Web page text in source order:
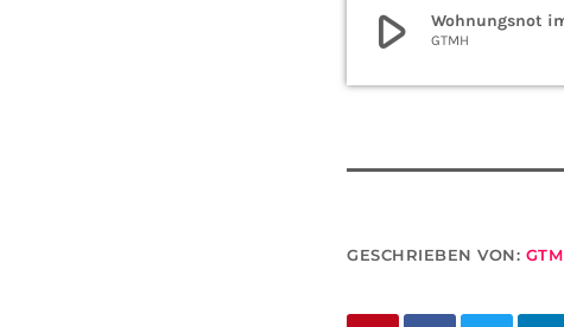
play_arrow Wohnungsnot
GTMH
GESCHRIEBEN VON: